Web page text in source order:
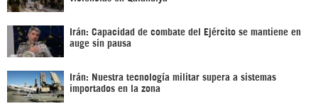
Irán: Capacidad de combate del Ejército se mantiene en
auge sin pausa
Irán: Nuestra tecnología militar supera a sistemas
importados en la zona